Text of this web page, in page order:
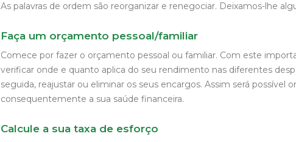
As palavras de ordem são reorganizar e renegociar. Deixamos-lhe
Faça um orçamento pessoal/familiar
Comece por fazer o orçamento pessoal ou familiar. Com este
verificar onde e quanto aplica do seu rendimento nas diferentes
seguida, reajustar ou eliminar os seus encargos. Assim será possível
consequentemente a sua saúde financeira.
Calcule a sua taxa de esforço